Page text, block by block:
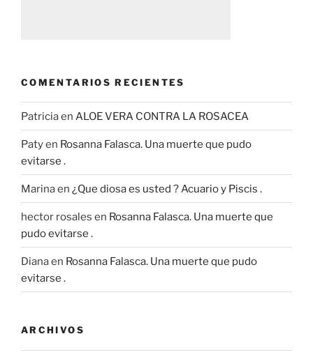
COMENTARIOS RECIENTES
Patriciaen ALOE VERA CONTRA LA ROSACEA
Patyen Rosanna Falasca. Una muerte que pudo
evitarse .
Marinaen ¿Que diosa es usted ? Acuario y Piscis .
hector rosales en Rosanna Falasca. Una muerte que
pudo evitarse .
Dianaen Rosanna Falasca. Una muerte que pudo
evitarse .
ARCHIVOS